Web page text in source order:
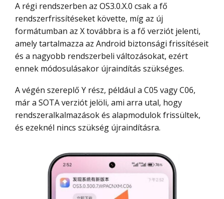
A régi rendszerben az OS3.0.X.0 csak a fő
rendszerfrissítéseket követte, míg az új
formátumban az X továbbra is a fő verziót jelenti,
amely tartalmazza az Android biztonsági frissítéseit
és a nagyobb rendszerbeli változásokat, ezért
ennek módosulásakor újraindítás szükséges.
A végén szereplő Y rész, például a C05 vagy C06,
már a SOTA verziót jelöli, ami arra utal, hogy
rendszeralkalmazások és alapmodulok frissültek,
és ezeknél nincs szükség újraindításra.